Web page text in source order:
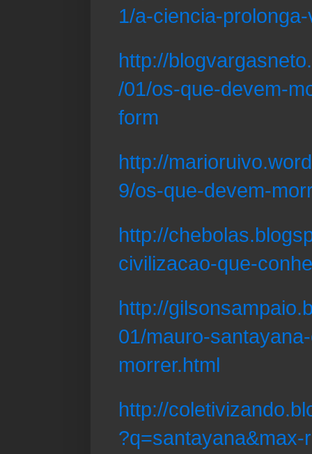
1/a-ciencia-
http://
/01/os-que-devem-
form
http://
9/os-que-devem-
http://
civilizacao-que-
http://
01/mauro-
morrer.html
http://